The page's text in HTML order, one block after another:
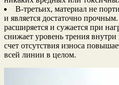
В-третьих, материал не
и является достаточно
расширяется и сужается при
снижает уровень трения внутри
счет отсутствия износа
всей линии в целом.